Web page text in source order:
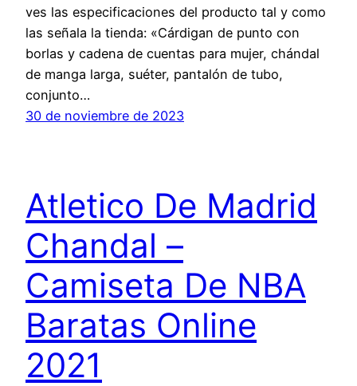
ves las especificaciones del producto tal y como
las señala la tienda: «Cárdigan de punto con
borlas y cadena de cuentas para mujer, chándal
de manga larga, suéter, pantalón de tubo,
conjunto…
30 de noviembre de 2023
Atletico De Madrid
Chandal –
Camiseta De NBA
Baratas Online
2021